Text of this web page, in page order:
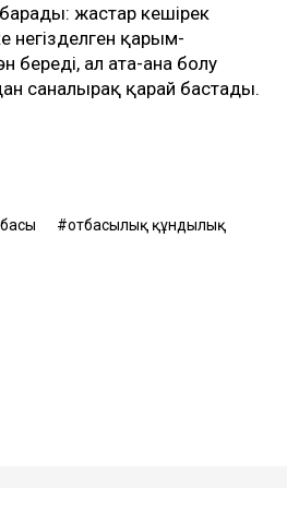
барады: жастар кешірек
негізделген қарым-
береді, ал ата-ана болу
саналырақ қарай бастады.
отбасылық құндылық